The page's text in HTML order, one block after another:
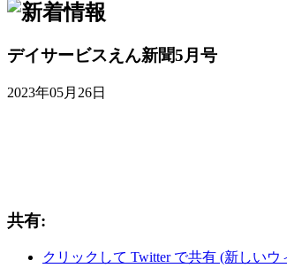
デイサービスえん新聞5月号
2023年05月26日
共有:
クリックして Twitter で共有 (新しい